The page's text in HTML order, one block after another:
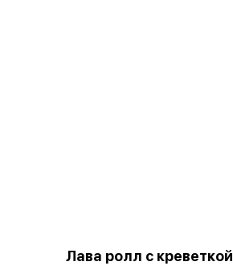
Лава ролл с креветкой